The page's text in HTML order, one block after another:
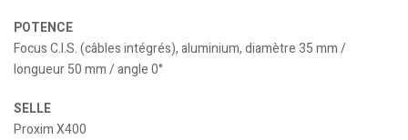
POTENCE
Focus C.I.S. (câbles intégrés), aluminium, diamètre 35 mm /
longueur 50 mm / angle 0°
SELLE
Proxim X400